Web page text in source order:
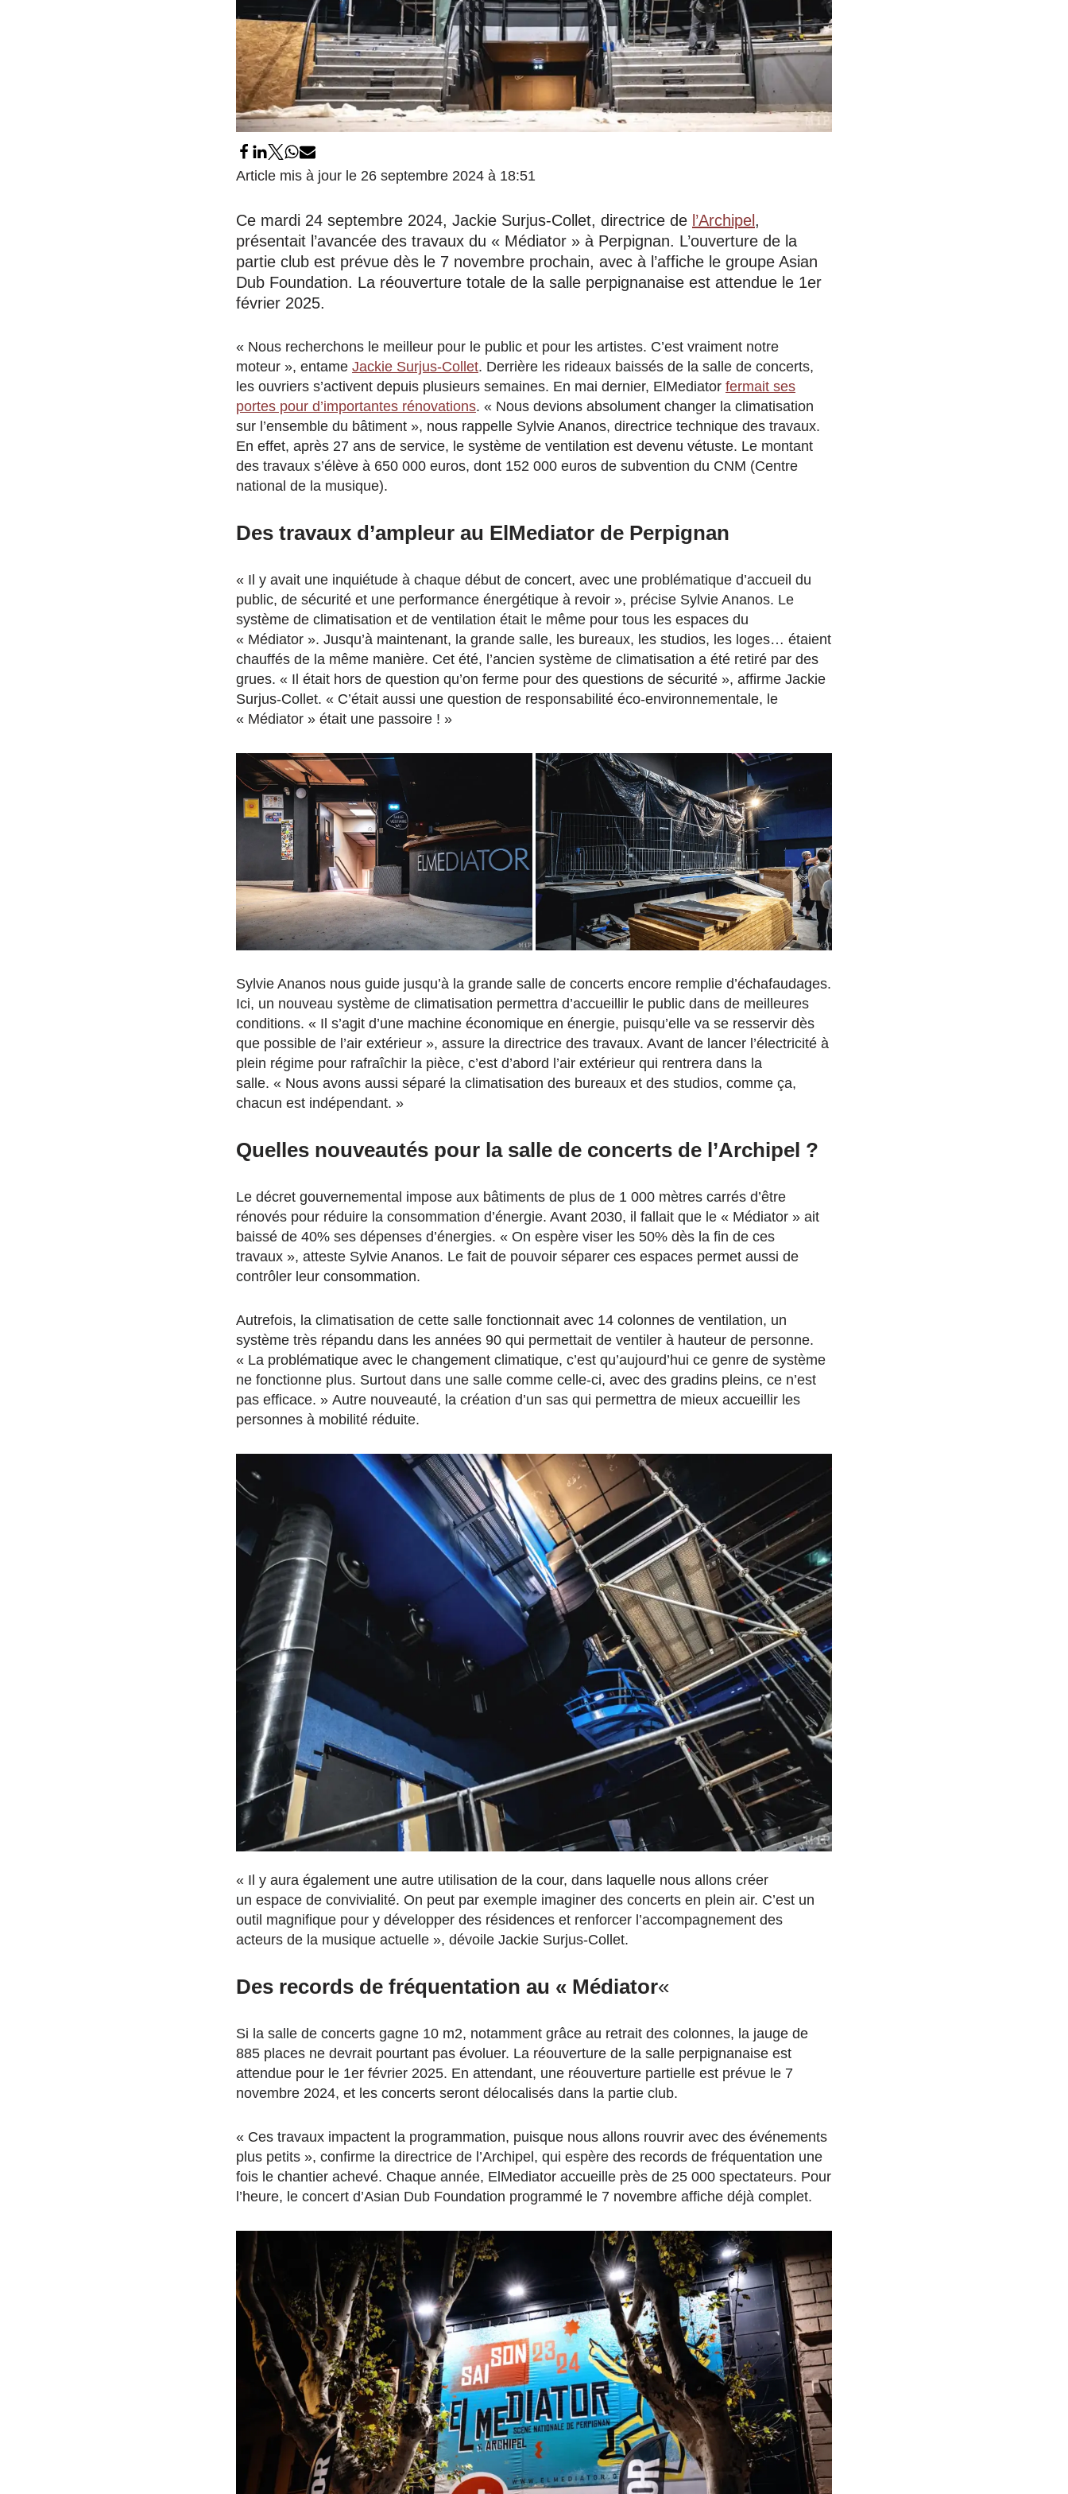
Article mis à jour le 26 septembre 2024 à 18:51
Ce mardi 24 septembre 2024, Jackie Surjus-Collet, directrice de l’Archipel ,
présentait l’avancée des travaux du « Médiator » à Perpignan. L’ouverture de la
partie club est prévue dès le 7 novembre prochain, avec à l’affiche le groupe Asian
Dub Foundation. La réouverture totale de la salle perpignanaise est attendue le 1er
février 2025.
« Nous recherchons le meilleur pour le public et pour les artistes. C’est vraiment notre
moteur », entame Jackie Surjus-Collet. Derrière les rideaux baissés de la salle de concerts,
les ouvriers s’activent depuis plusieurs semaines. En mai dernier, ElMediator fermait ses
portes pour d’importantes rénovations. « Nous devions absolument changer la climatisation
sur l’ensemble du bâtiment », nous rappelle Sylvie Ananos, directrice technique des travaux.
En effet, après 27 ans de service, le système de ventilation est devenu vétuste. Le montant
des travaux s’élève à 650 000 euros, dont 152 000 euros de subvention du CNM (Centre
national de la musique).
Des travaux d’ampleur au ElMediator de Perpignan
« Il y avait une inquiétude à chaque début de concert, avec une problématique d’accueil du
public, de sécurité et une performance énergétique à revoir », précise Sylvie Ananos. Le
système de climatisation et de ventilation était le même pour tous les espaces du
« Médiator ». Jusqu’à maintenant, la grande salle, les bureaux, les studios, les loges… étaient
chauffés de la même manière. Cet été, l’ancien système de climatisation a été retiré par des
grues. « Il était hors de question qu’on ferme pour des questions de sécurité », affirme Jackie
Surjus-Collet. « C’était aussi une question de responsabilité éco-environnementale, le
« Médiator » était une passoire ! »
Sylvie Ananos nous guide jusqu’à la grande salle de concerts encore remplie d’échafaudages.
Ici, un nouveau système de climatisation permettra d’accueillir le public dans de meilleures
conditions. « Il s’agit d’une machine économique en énergie, puisqu’elle va se resservir dès
que possible de l’air extérieur », assure la directrice des travaux. Avant de lancer l’électricité à
plein régime pour rafraîchir la pièce, c’est d’abord l’air extérieur qui rentrera dans la
salle. « Nous avons aussi séparé la climatisation des bureaux et des studios, comme ça,
chacun est indépendant. »
Quelles nouveautés pour la salle de concerts de l’Archipel ?
Le décret gouvernemental impose aux bâtiments de plus de 1 000 mètres carrés d’être
rénovés pour réduire la consommation d’énergie. Avant 2030, il fallait que le « Médiator » ait
baissé de 40% ses dépenses d’énergies. « On espère viser les 50% dès la fin de ces
travaux », atteste Sylvie Ananos. Le fait de pouvoir séparer ces espaces permet aussi de
contrôler leur consommation.
Autrefois, la climatisation de cette salle fonctionnait avec 14 colonnes de ventilation, un
système très répandu dans les années 90 qui permettait de ventiler à hauteur de personne.
« La problématique avec le changement climatique, c’est qu’aujourd’hui ce genre de système
ne fonctionne plus. Surtout dans une salle comme celle-ci, avec des gradins pleins, ce n’est
pas efficace. » Autre nouveauté, la création d’un sas qui permettra de mieux accueillir les
personnes à mobilité réduite.
« Il y aura également une autre utilisation de la cour, dans laquelle nous allons créer
un espace de convivialité. On peut par exemple imaginer des concerts en plein air. C’est un
outil magnifique pour y développer des résidences et renforcer l’accompagnement des
acteurs de la musique actuelle », dévoile Jackie Surjus-Collet.
Des records de fréquentation au « Médiator«
Si la salle de concerts gagne 10 m2, notamment grâce au retrait des colonnes, la jauge de
885 places ne devrait pourtant pas évoluer. La réouverture de la salle perpignanaise est
attendue pour le 1er février 2025. En attendant, une réouverture partielle est prévue le 7
novembre 2024, et les concerts seront délocalisés dans la partie club.
« Ces travaux impactent la programmation, puisque nous allons rouvrir avec des événements
plus petits », confirme la directrice de l’Archipel, qui espère des records de fréquentation une
fois le chantier achevé. Chaque année, ElMediator accueille près de 25 000 spectateurs. Pour
l’heure, le concert d’Asian Dub Foundation programmé le 7 novembre affiche déjà complet.